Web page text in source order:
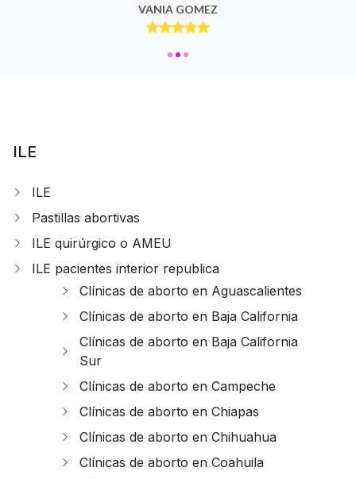
VANIA GOMEZ
ILE
ILE
Pastillas abortivas
ILE quirúrgico o AMEU
ILE pacientes interior republica
Clínicas de aborto en Aguascalientes
Clínicas de aborto en Baja California
Clínicas de aborto en Baja California
Sur
Clínicas de aborto en Campeche
Clínicas de aborto en Chiapas
Clínicas de aborto en Chihuahua
Clínicas de aborto en Coahuila